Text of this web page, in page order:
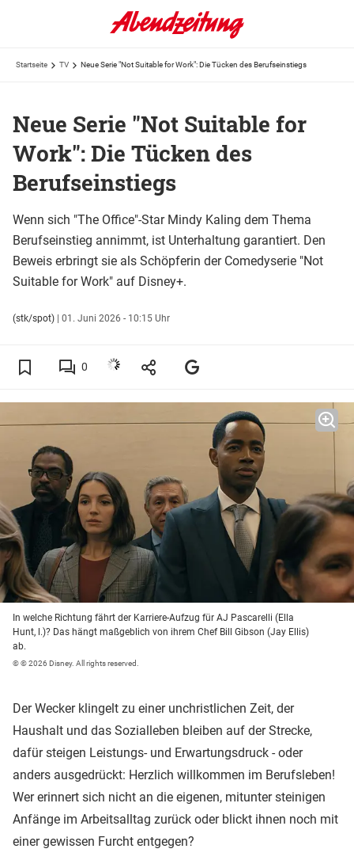
Startseite TV Neue Serie "Not Suitable for Work": Die Tücken des Berufseinstiegs
Neue Serie "Not Suitable for
Work": Die Tücken des
Berufseinstiegs
Wenn sich "The Office"-Star Mindy Kaling dem Thema
Berufseinstieg annimmt, ist Unterhaltung garantiert. Den
Beweis erbringt sie als Schöpferin der Comedyserie "Not
Suitable for Work" auf Disney+.
(stk/spot) | 01. Juni 2026 - 10:15 Uhr
0
In welche Richtung fährt der Karriere-Aufzug für AJ Pascarelli (Ella
Hunt, l.)? Das hängt maßgeblich von ihrem Chef Bill Gibson (Jay Ellis)
ab.
© © 2026 Disney. All rights reserved.
Der Wecker klingelt zu einer unchristlichen Zeit, der
Haushalt und das Sozialleben bleiben auf der Strecke,
dafür steigen Leistungs- und Erwartungsdruck - oder
anders ausgedrückt: Herzlich willkommen im Berufsleben!
Wer erinnert sich nicht an die eigenen, mitunter steinigen
Anfänge im Arbeitsalltag zurück oder blickt ihnen noch mit
einer gewissen Furcht entgegen?